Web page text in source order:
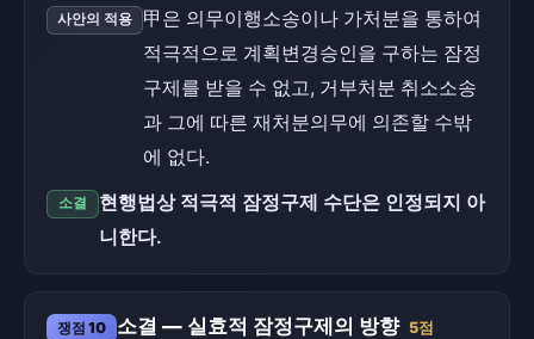
사안의 적용
甲은 의무이행소송이나 가처분을 통하여
적극적으로 계획변경승인을 구하는 잠정
구제를 받을 수 없고, 거부처분 취소소송
과 그에 따른 재처분의무에 의존할 수밖
에 없다.
소결
현행법상 적극적 잠정구제 수단은 인정되지 아
니한다.
쟁점 10 소결 — 실효적 잠정구제의 방향 5점